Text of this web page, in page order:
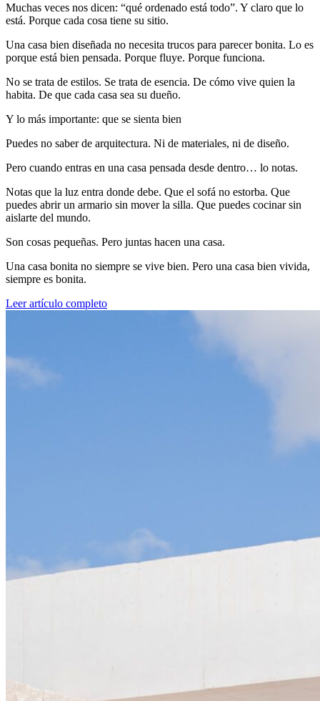
Muchas veces nos dicen: “qué ordenado está todo”. Y claro que lo
está. Porque cada cosa tiene su sitio.
Una casa bien diseñada no necesita trucos para parecer bonita. Lo es
porque está bien pensada. Porque fluye. Porque funciona.
No se trata de estilos. Se trata de esencia. De cómo vive quien la
habita. De que cada casa sea su dueño.
Y lo más importante: que se sienta bien
Puedes no saber de arquitectura. Ni de materiales, ni de diseño.
Pero cuando entras en una casa pensada desde dentro… lo notas.
Notas que la luz entra donde debe. Que el sofá no estorba. Que
puedes abrir un armario sin mover la silla. Que puedes cocinar sin
aislarte del mundo.
Son cosas pequeñas. Pero juntas hacen una casa.
Una casa bonita no siempre se vive bien. Pero una casa bien vivida,
siempre es bonita.
Leer artículo completo